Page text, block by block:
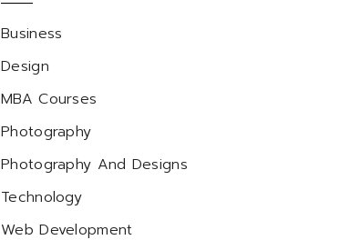
Business
Design
MBA Courses
Photography
Photography And Designs
Technology
Web Development